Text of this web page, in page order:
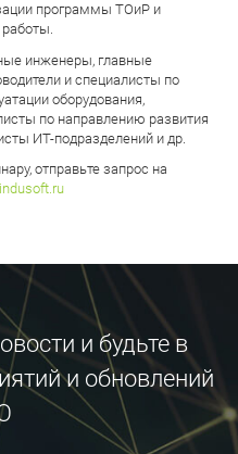
программы ТОиР и
инженеры, главные
и специалисты по
оборудования,
по направлению развития
ИТ-подразделений и др.
отправьте запрос на
и будьте в
и обновлений